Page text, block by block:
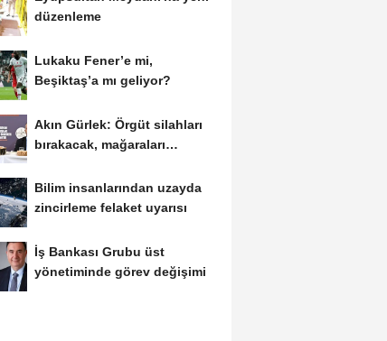
düzenleme
Lukaku Fener’e mi,
Beşiktaş’a mı geliyor?
Akın Gürlek: Örgüt silahları
bırakacak, mağaraları
Bilim insanlarından uzayda
zincirleme felaket uyarısı
İş Bankası Grubu üst
yönetiminde görev değişimi